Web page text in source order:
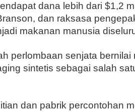
dana lebih dari $1,2
dan raksasa
makanan manusia
perlombaan senjata bernilai
sintetis sebagai salah
dan pabrik percontohan